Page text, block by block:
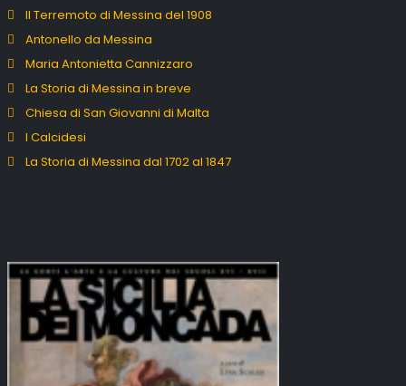
Il Terremoto di Messina del 1908
Antonello da Messina
Maria Antonietta Cannizzaro
La Storia di Messina in breve
Chiesa di San Giovanni di Malta
I Calcidesi
La Storia di Messina dal 1702 al 1847